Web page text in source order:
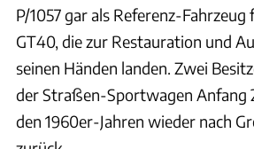
P/1057 gar als Referenz-
GT40, die zur Restauration und
seinen Händen landen. Zwei
der Straßen-Sportwagen Anfang
den 1960er-Jahren wieder nach